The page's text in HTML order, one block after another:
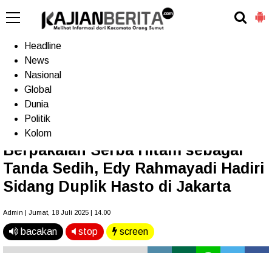
Home
Headline
News
Nasional
Global
Dunia
Politik
Kolom
Terkini
Berpakaian Serba Hitam sebagai
Tanda Sedih, Edy Rahmayadi Hadiri
Sidang Duplik Hasto di Jakarta
Admin | Jumat, 18 Juli 2025 | 14.00
bacakan stop screen